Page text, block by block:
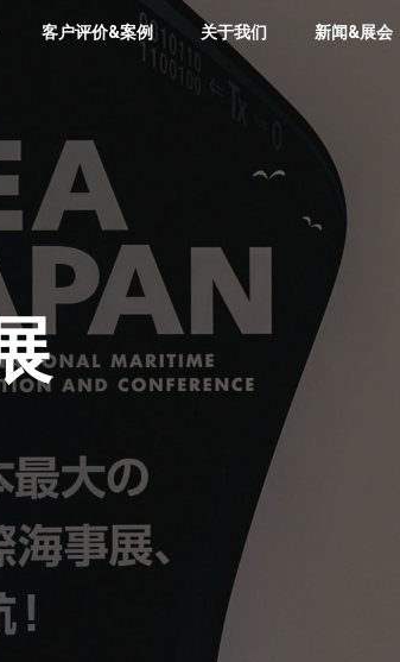
客户评价&案例 关于我们 新闻&展会